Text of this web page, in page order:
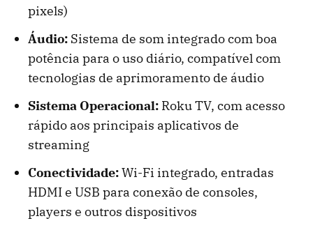
pixels)
Áudio: Sistema de som integrado com boa
potência para o uso diário, compatível com
tecnologias de aprimoramento de áudio
Sistema Operacional: Roku TV, com acesso
rápido aos principais aplicativos de
streaming
Conectividade:Wi-Fi integrado, entradas
HDMI e USB para conexão de consoles,
players e outros dispositivos